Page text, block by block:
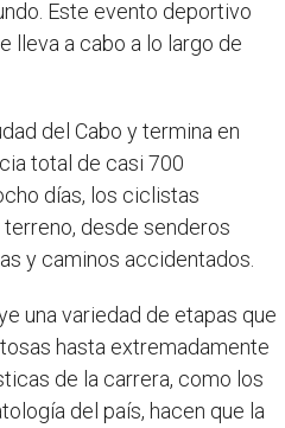
Este evento deportivo
lleva a cabo a lo largo de
del Cabo y termina en
total de casi 700
días, los ciclistas
desde senderos
y caminos accidentados.
una variedad de etapas que
hasta extremadamente
de la carrera, como los
del país, hacen que la